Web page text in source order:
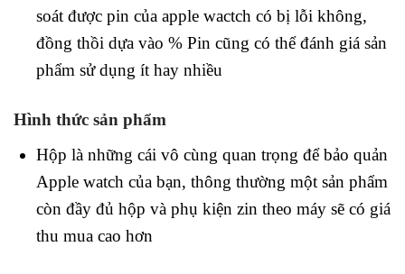
soát được pin của apple wactch có bị lỗi không,
đồng thồi dựa vào % Pin cũng có thể đánh giá sản
phẩm sử dụng ít hay nhiều
Hình thức sản phẩm
Hộp là những cái vô cùng quan trọng để bảo quản
Apple watch của bạn, thông thường một sản phẩm
còn đầy đủ hộp và phụ kiện zin theo máy sẽ có giá
thu mua cao hơn